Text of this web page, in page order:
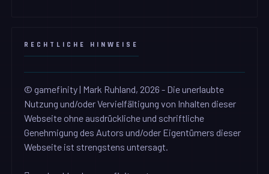
RECHTLICHE HINWEISE
© gamefinity | Mark Ruhland, 2026 - Die unerlaubte
Nutzung und/oder Vervielfältigung von Inhalten dieser
Webseite ohne ausdrückliche und schriftliche
Genehmigung des Autors und/oder Eigentümers dieser
Webseite ist strengstens untersagt.